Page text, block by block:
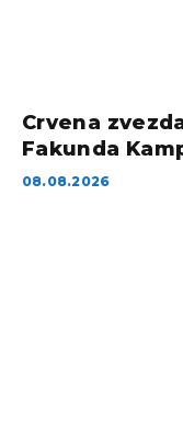
Crvena
Fakunda
08.08.2026